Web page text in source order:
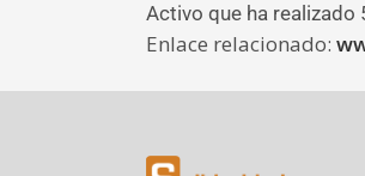
Activo que ha
Enlace relacionado: